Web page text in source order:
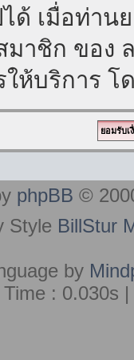
ด้ เมื่อท่า
มาชิก ของ
ห้บริการ
phpBB ©
Style BillStur
by
Time : 0.030s